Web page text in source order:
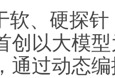
软、硬探
创以大模
通过动态